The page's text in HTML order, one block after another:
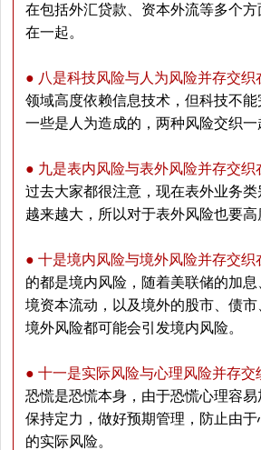
在包括外汇贷款、资本外流等多个
在一起。
● 八是科技风险与人为风险并存交织
领域高度依赖信息技术，但科技不
一些是人为造成的，两种风险交织一
● 九是表内风险与表外风险并存交织
过去大家都很注意，现在表外业务
越来越大，所以对于表外风险也要高
● 十是境内风险与境外风险并存交织
的都是境内风险，随着美联储的加
境资本流动，以及境外的股市、债
境外风险都可能会引发境内风险。
● 十一是实际风险与心理风险并存交
恐慌是恐慌本身，由于恐慌心理容
保持定力，做好预期管理，防止由
的实际风险。